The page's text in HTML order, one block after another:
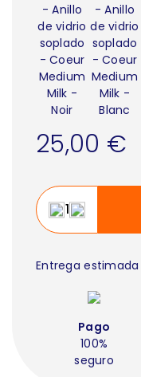
25,00 €
Entrega
Pago
100%
seguro